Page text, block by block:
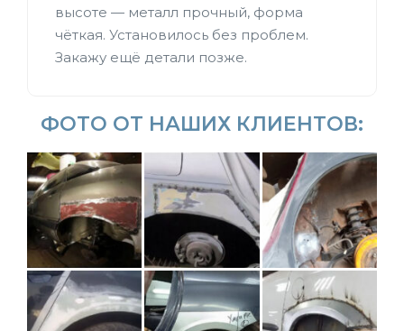
высоте — металл прочный, форма
чёткая. Установилось без проблем.
Закажу ещё детали позже.
ФОТО ОТ НАШИХ КЛИЕНТОВ: